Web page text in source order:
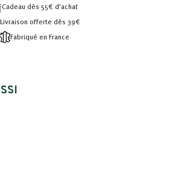
Cadeau dès 55€ d'achat
Livraison offerte dès 39€
Fabriqué en France